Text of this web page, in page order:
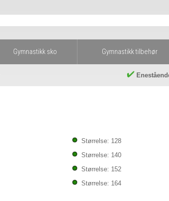
Gymnastikk sko Gymnastikk tilbehør
Størrelse: 128
Størrelse: 140
Størrelse: 152
Størrelse: 164